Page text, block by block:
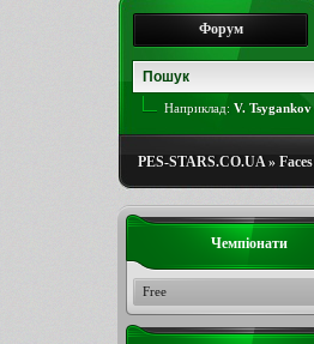
Форум
Наприклад: V.
PES-STARS.CO.UA»
Чемпіонати
Free